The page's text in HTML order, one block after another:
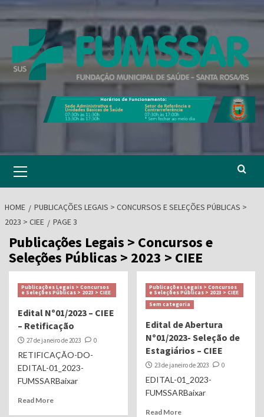
to
Menu
HOME
PUBLICAÇÕES LEGAIS > CONCURSOS E SELEÇÕES PÚBLICAS >
2023 > CIEE
PAGE 3
Publicações Legais > Concursos e
Seleções Públicas > 2023 > CIEE
Publicações Legais > Concursos
e Seleções Públicas > 2023 > CIEE
Edital Nº01/2023 – CIEE
– Retificação
27 de janeiro de 2023 0
RETIFICAÇÃO-DO-
EDITAL-01_2023-
FUMSSARBaixar
Read More
Publicações Legais > Concursos
e Seleções Públicas > 2023 > CIEE
Sem categoria
Edital de Abertura
Nº01/2023- Seleção de
Estagiários – CIEE
23 de janeiro de 2023 0
EDITAL-01_2023-
FUMSSARBaixar
Read More